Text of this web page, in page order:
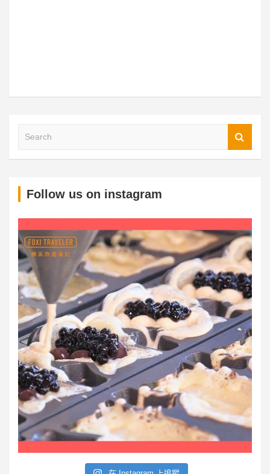
S
Follow us on instagram